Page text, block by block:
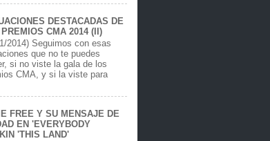
DESTACADAS DE
CMA 2014 (II)
2014) Seguimos con esas
que no te puedes
si no viste la gala de los
CMA, y si la viste para
FREE Y SU MENSAJE DE
EN 'EVERYBODY
'THIS LAND'